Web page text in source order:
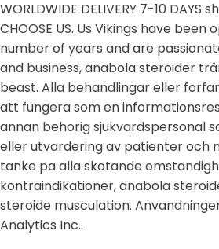
WORLDWIDE DELIVERY 7-10 DAYS
CHOOSE US. Us Vikings have
number of years and are
and business, anabola steroider
beast. Alla behandlingar eller
att fungera som en
annan behorig sjukvardspersonal
eller utvardering av patienter och
tanke pa alla skotande
kontraindikationer, anabola
steroide musculation.
Analytics Inc..